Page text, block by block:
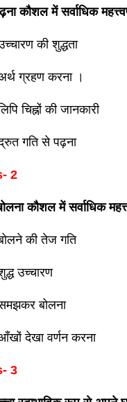
कौशल में सर्वाधिक
की शुद्धता
ग्रहण करना ।
चिह्नों की जानकारी
गति से पढ़ना
2
कौशल में सर्वाधिक
की तेज गति
उच्चारण
बोलना
देखा वर्णन करना
3